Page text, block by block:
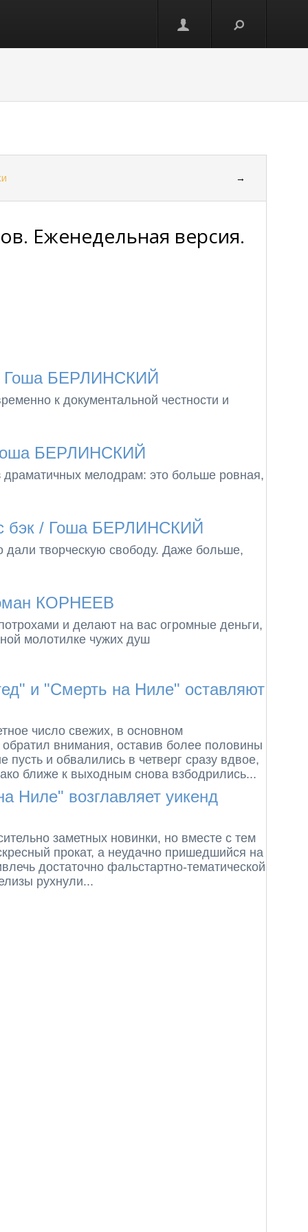
→
Еженедельная версия.
Гоша БЕРЛИНСКИЙ
к документальной честности и
БЕРЛИНСКИЙ
драматичных мелодрам: это больше ровная,
бэк/ Гоша БЕРЛИНСКИЙ
творческую свободу. Даже больше,
КОРНЕЕВ
и делают на вас огромные деньги,
молотилке чужих душ
и "Смерть на Ниле" оставляют
число свежих, в основном
внимания, оставив более половины
и обвалились в четверг сразу вдвое,
ближе к выходным снова взбодрились...
возглавляет уикенд
заметных новинки, но вместе с тем
прокат, а неудачно пришедшийся на
достаточно фальстартно-тематической
рухнули...